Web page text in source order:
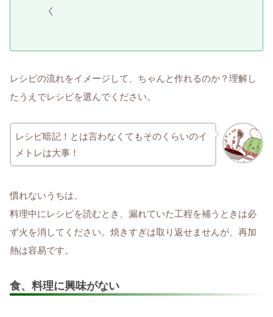
く
レシピの流れをイメージして、ちゃんと作れるのか？理解し
たうえでレシピを選んでください。
レシピ暗記！とは言わなくてもそのくらいのイ
メトレは大事！
慣れないうちは、
料理中にレシピを読むとき、漏れていた工程を補うときは必
ず火を消してください。焼きすぎは取り返せませんが、再加
熱は容易です。
食、料理に興味がない